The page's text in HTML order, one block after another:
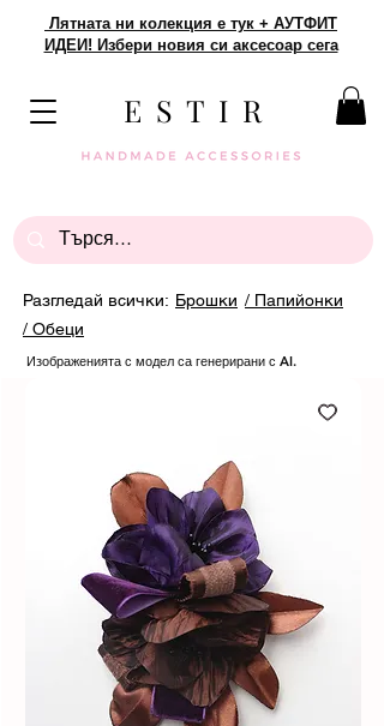
Лятната ни колекция е тук + АУТФИТ
ИДЕИ! Избери новия си аксесоар сега
E S T I R
Разгледай всички: Брошки / Папийонки
/ Обеци
Изображенията с модел са генерирани с AI.